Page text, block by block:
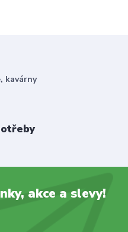
kavárny
akce a slevy!